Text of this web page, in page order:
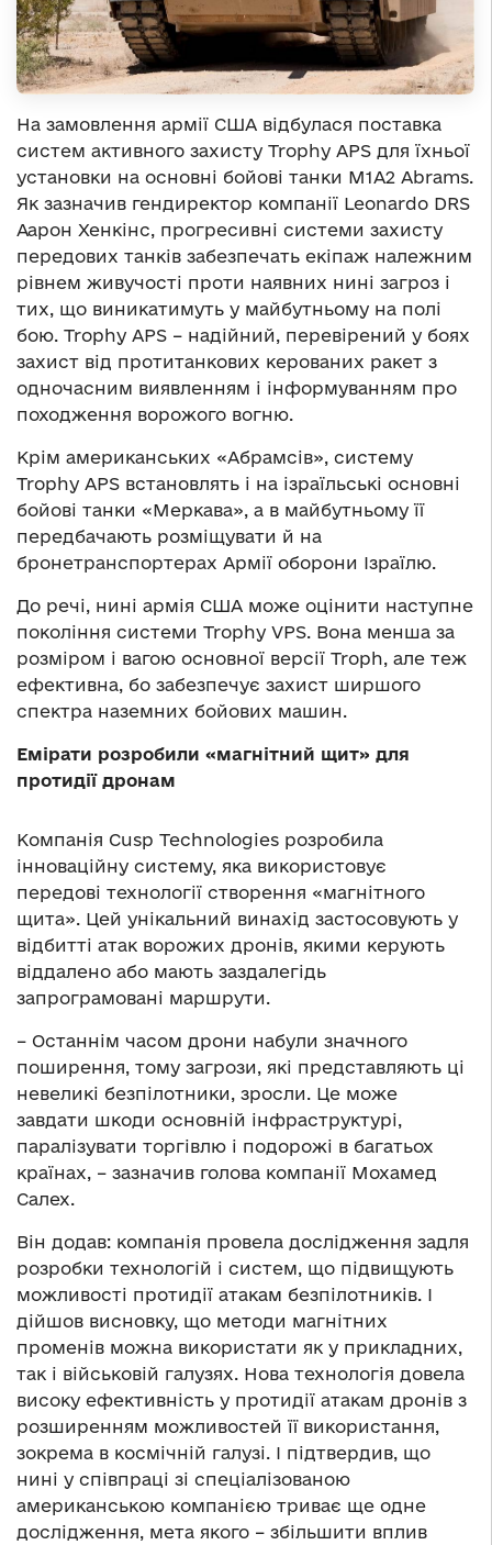
На замовлення армії США відбулася поставка
систем активного захисту Trophy APS для їхньої
установки на основні бойові танки М1А2 Abrams.
Як зазначив гендиректор компанії Leonardo DRS
Аарон Хенкінс, прогресивні системи захисту
передових танків забезпечать екіпаж належним
рівнем живучості проти наявних нині загроз і
тих, що виникатимуть у майбутньому на полі
бою. Trophy APS – надійний, перевірений у боях
захист від протитанкових керованих ракет з
одночасним виявленням і інформуванням про
походження ворожого вогню.
Крім американських «Абрамсів», систему
Trophy APS встановлять і на ізраїльські основні
бойові танки «Меркава», а в майбутньому її
передбачають розміщувати й на
бронетранспортерах Армії оборони Ізраїлю.
До речі, нині армія США може оцінити наступне
покоління системи Trophy VPS. Вона менша за
розміром і вагою основної версії Troph, але теж
ефективна, бо забезпечує захист ширшого
спектра наземних бойових машин.
Емірати розробили «магнітний щит» для
протидії дронам
Компанія Cusp Technologies розробила
інноваційну систему, яка використовує
передові технології створення «магнітного
щита». Цей унікальний винахід застосовують у
відбитті атак ворожих дронів, якими керують
віддалено або мають заздалегідь
запрограмовані маршрути.
– Останнім часом дрони набули значного
поширення, тому загрози, які представляють ці
невеликі безпілотники, зросли. Це може
завдати шкоди основній інфраструктурі,
паралізувати торгівлю і подорожі в багатьох
країнах, – зазначив голова компанії Мохамед
Салех.
Він додав: компанія провела дослідження задля
розробки технологій і систем, що підвищують
можливості протидії атакам безпілотників. І
дійшов висновку, що методи магнітних
променів можна використати як у прикладних,
так і військовій галузях. Нова технологія довела
високу ефективність у протидії атакам дронів з
розширенням можливостей її використання,
зокрема в космічній галузі. І підтвердив, що
нині у співпраці зі спеціалізованою
американською компанією триває ще одне
дослідження, мета якого – збільшити вплив